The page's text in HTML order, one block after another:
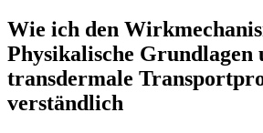
Wie ich den
Physikalische ⁣Grundlagen
transdermale⁣
verständlich